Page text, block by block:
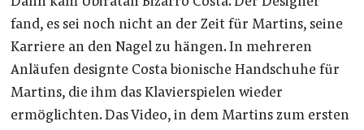
fand, es sei noch nicht an der Zeit für Martins, seine
Karriere an den Nagel zu hängen. In mehreren
Anläufen designte Costa bionische Handschuhe für
Martins, die ihm das Klavierspielen wieder
ermöglichten. Das Video, in dem Martins zum ersten